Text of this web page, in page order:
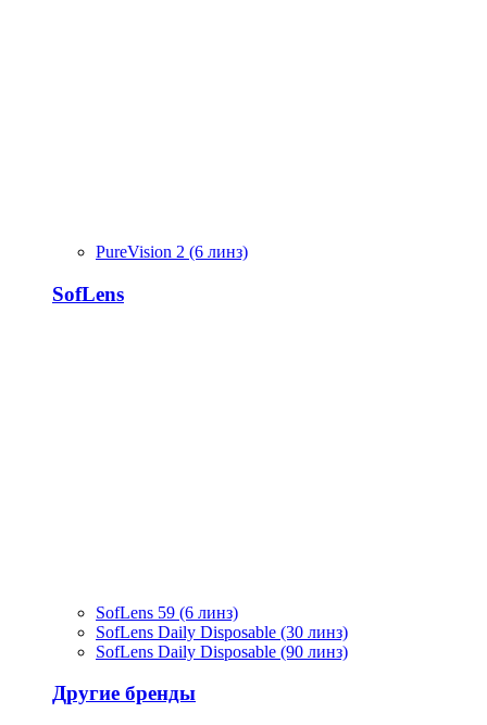
PureVision 2 (6 линз)
SofLens
SofLens 59 (6 линз)
SofLens Daily Disposable (30 линз)
SofLens Daily Disposable (90 линз)
Другие бренды